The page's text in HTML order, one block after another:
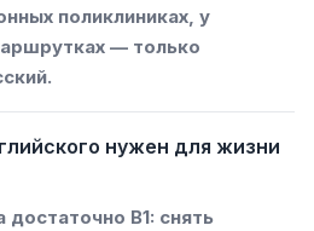
поликлиниках, у
— только
нужен для жизни
B1: снять